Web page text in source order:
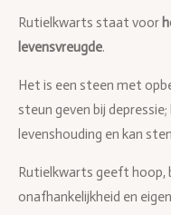
Rutielkwarts staat voor
levensvreugde.
Het is een steen met
steun geven bij
levenshouding en kan
Rutielkwarts geeft hoop,
onafhankelijkheid en